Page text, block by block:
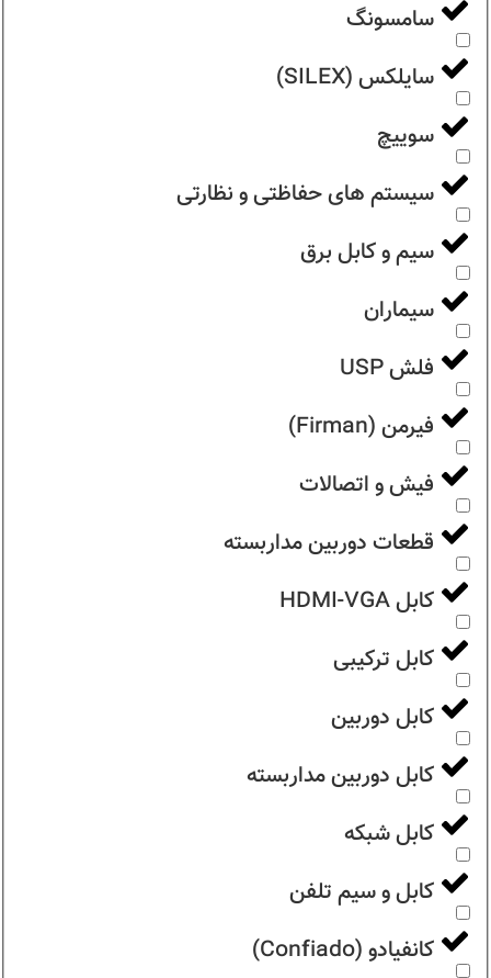
سامسونگ
سایلکس (SILEX)
سوییچ
سیستم های حفاظتی و نظارتی
سیم و کابل برق
سیماران
فلش USP
فیرمن (Firman)
فیش و اتصالات
قطعات دوربین مداربسته
کابل HDMI-VGA
کابل ترکیبی
کابل دوربین
کابل دوربین مداربسته
کابل شبکه
کابل و سیم تلفن
کانفیادو (Confiado)